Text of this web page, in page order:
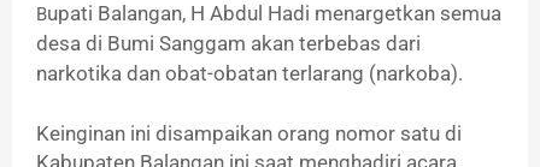
Bupati Balangan, H Abdul Hadi menargetkan semua
desa di Bumi Sanggam akan terbebas dari
narkotika dan obat-obatan terlarang (narkoba).
Keinginan ini disampaikan orang nomor satu di